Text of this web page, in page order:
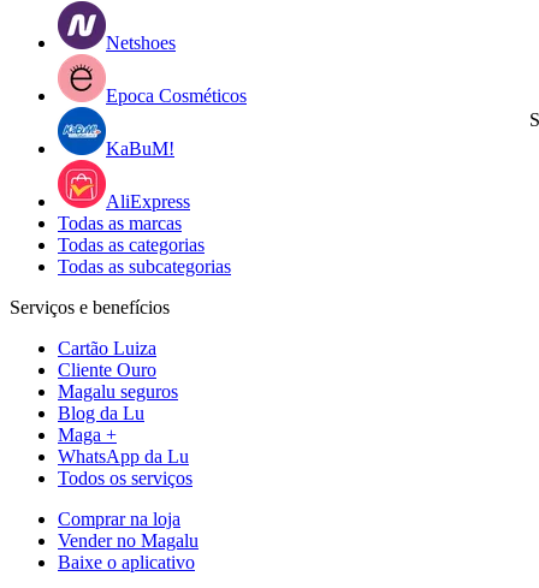
Netshoes
Epoca Cosméticos
KaBuM!
AliExpress
Todas as marcas
Todas as categorias
Todas as subcategorias
Serviços e benefícios
Cartão Luiza
Cliente Ouro
Magalu seguros
Blog da Lu
Maga +
WhatsApp da Lu
Todos os serviços
Comprar na loja
Vender no Magalu
Baixe o aplicativo